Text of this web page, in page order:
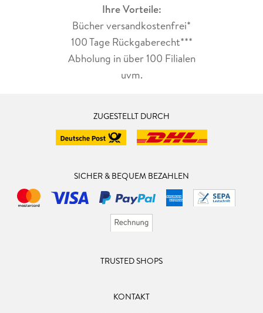
Ihre Vorteile:
Bücher versandkostenfrei*
100 Tage Rückgaberecht***
Abholung in über 100 Filialen
uvm.
ZUGESTELLT DURCH
SICHER & BEQUEM BEZAHLEN
TRUSTED SHOPS
KONTAKT